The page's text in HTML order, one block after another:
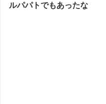
ルパパトでもあったな